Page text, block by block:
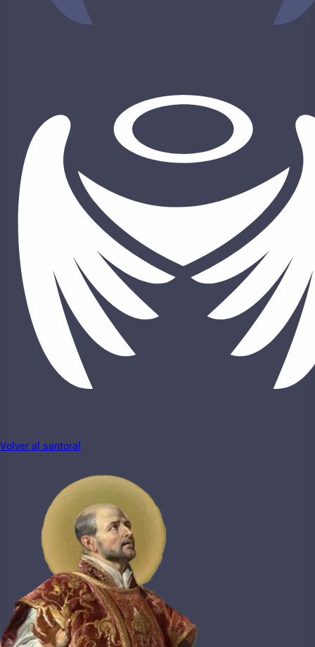
Volver al santoral